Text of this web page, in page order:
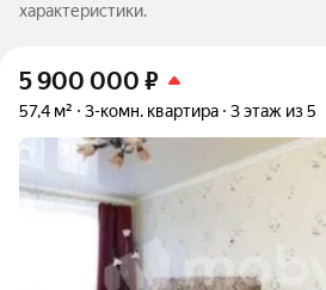
характеристики.
5 900 000 ₽
57,4 м² 3-комн. квартира 3 этаж из 5